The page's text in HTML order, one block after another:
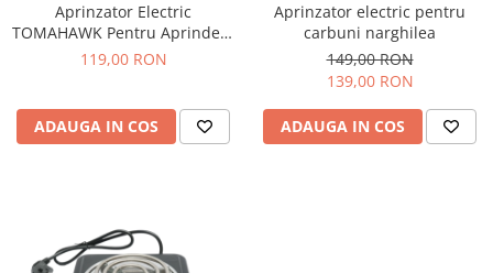
Aprinzator Electric
TOMAHAWK Pentru Aprindere
Carbuni Narghilea
119,00 RON
ADAUGA IN COS
Aprinzator electric pentru
carbuni narghilea
149,00 RON
139,00 RON
ADAUGA IN COS